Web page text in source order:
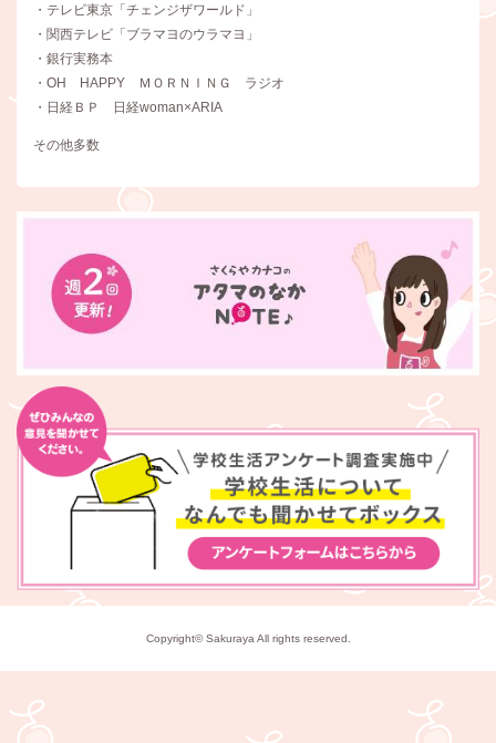
・テレビ東京「チェンジザワールド」
・関西テレビ「ブラマヨのウラマヨ」
・銀行実務本
・OH HAPPY ＭＯＲＮＩＮＧ ラジオ
・日経ＢＰ 日経woman×ARIA
その他多数
Copyright© Sakuraya All rights reserved.